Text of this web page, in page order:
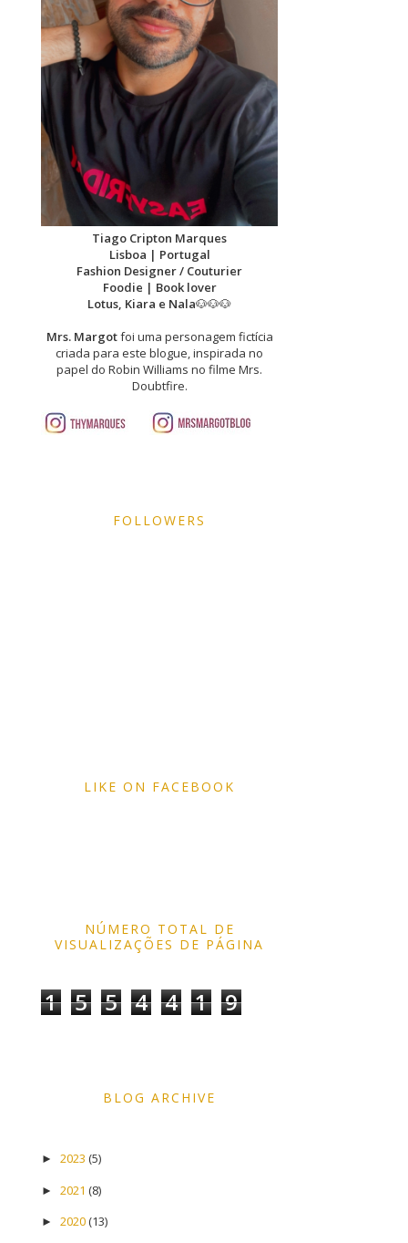
Tiago Cripton Marques
Lisboa | Portugal
Fashion Designer / Couturier
Foodie | Book lover
Lotus, Kiara e Nala🐶🐶🐶
Mrs. Margotfoi uma personagem fictícia
criada para este blogue, inspirada no
papel do Robin Williams no filme Mrs.
Doubtfire.
FOLLOWERS
LIKE ON FACEBOOK
NÚMERO TOTAL DE
VISUALIZAÇÕES DE PÁGINA
1 5 5 4 4 1 9
BLOG ARCHIVE
► 2023 (5)
► 2021 (8)
► 2020(13)